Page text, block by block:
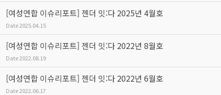
[여성연합 이슈리포트] 젠더 잇:다 2025년 4월호
Date2025.04.15
[여성연합 이슈리포트] 젠더 잇:다 2022년 8월호
Date2022.08.19
[여성연합 이슈리포트] 젠더 잇:다 2022년 6월호
Date2022.06.17